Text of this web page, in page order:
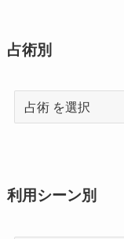
占術別
術
利用シーン別